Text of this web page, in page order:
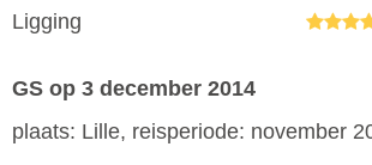
Ligging
GS op 3 december 2014
plaats: Lille, reisperiode: november